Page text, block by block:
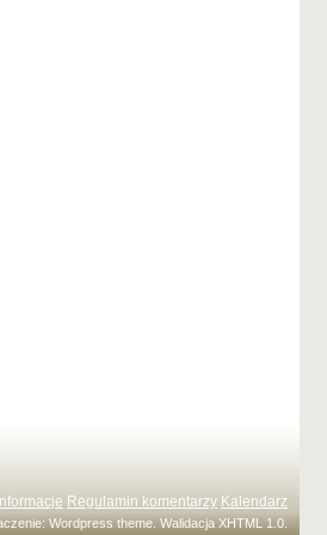
Regulamin komentarzy Kalendarz
Wordpress theme. WalidacjaXHTML 1.0.